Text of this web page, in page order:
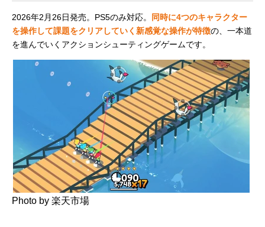
2026年2月26日発売。PS5のみ対応。
同時に4つのキャラクター
を操作して課題をクリアしていく新感覚な操作が特徴の、一本道
を進んでいくアクションシューティングゲームです。
Photo by 楽天市場